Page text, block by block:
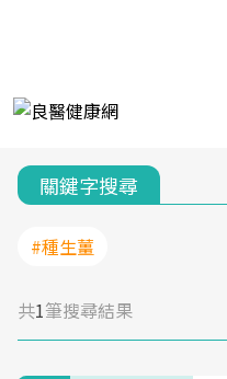
關鍵字搜尋
#種生薑
共1筆搜尋結果